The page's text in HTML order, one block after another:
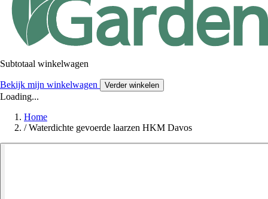
Subtotaal winkelwagen
Bekijk mijn winkelwagen Verder winkelen
Loading...
Home
/ Waterdichte gevoerde laarzen HKM Davos